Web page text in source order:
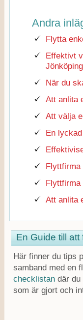
Andra
Flytta
Effektivt
Jönköping
När du
Att anlita
Att välja
En
Att anlita
En Guide till att
Här finner du tips
samband med en
checklistan där du
som är gjort och